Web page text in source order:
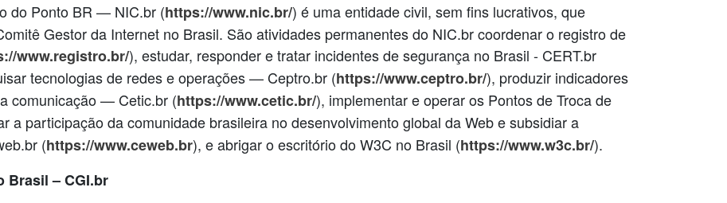
do Ponto BR — NIC.br (https://www.nic.br/) é uma entidade civil, sem fins lucrativos, que
Gestor da Internet no Brasil. São atividades permanentes do NIC.br coordenar o registro de
www.registro.br/), estudar, responder e tratar incidentes de segurança no Brasil - CERT.br
tecnologias de redes e operações — Ceptro.br (https://www.ceptro.br/), produzir indicadores
comunicação — Cetic.br (https://www.cetic.br/), implementar e operar os Pontos de Troca de
a participação da comunidade brasileira no desenvolvimento global da Web e subsidiar a
(https://www.ceweb.br), e abrigar o escritório do W3C no Brasil (https://www.w3c.br/).
Brasil – CGI.br